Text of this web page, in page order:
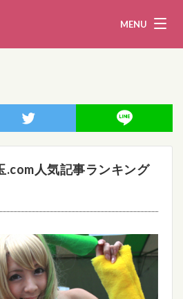
MENU
教育・医療
まとめ！
お問い合わせ
ライター
.com人気記事ランキング